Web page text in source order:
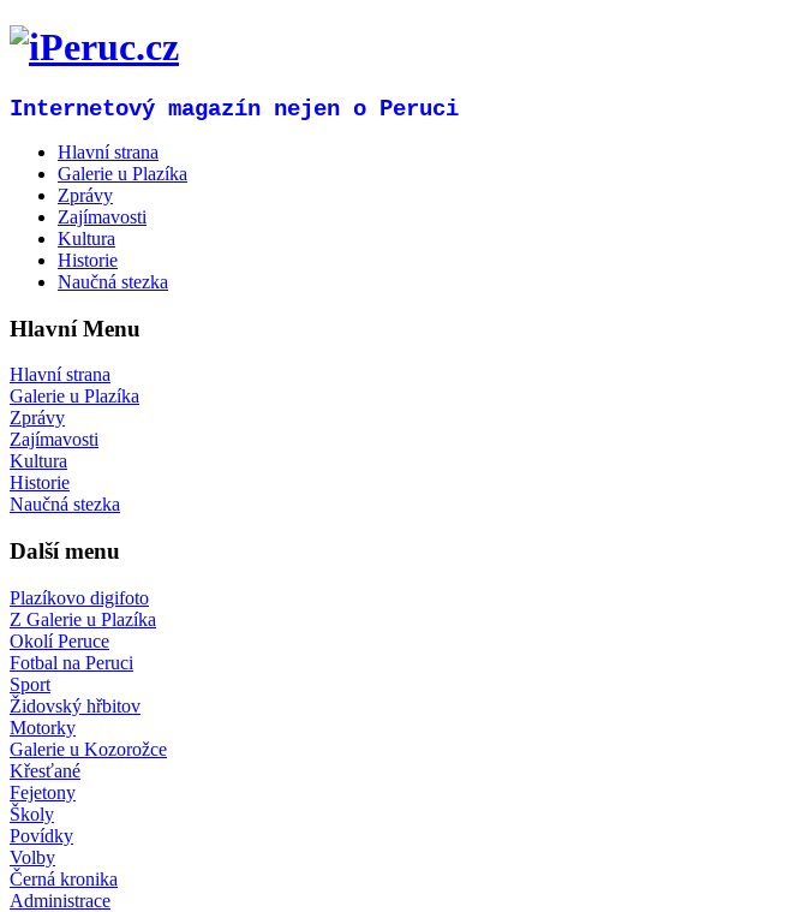
Internetový magazín nejen o Peruci
Hlavní strana
Galerie u Plazíka
Zprávy
Zajímavosti
Kultura
Historie
Naučná stezka
Hlavní Menu
Hlavní strana
Galerie u Plazíka
Zprávy
Zajímavosti
Kultura
Historie
Naučná stezka
Další menu
Plazíkovo digifoto
Z Galerie u Plazíka
Okolí Peruce
Fotbal na Peruci
Sport
Židovský hřbitov
Motorky
Galerie u Kozorožce
Křesťané
Fejetony
Školy
Povídky
Volby
Černá kronika
Administrace